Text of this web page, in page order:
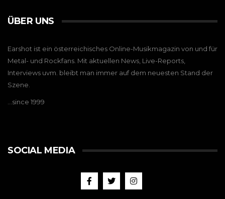
ÜBER UNS
Earshot ist ein österreichisches Online-Musikmagazin von und für
Metal- und Rockfans. Mit aktuellen News, Live-Reports,
Interviews uvm. bleibt man immer auf dem neuesten Stand der
Szene.
…since 1999
SOCIAL MEDIA